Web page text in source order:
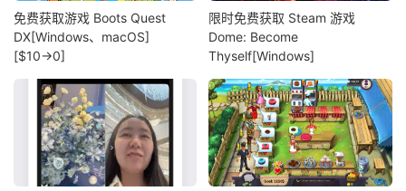
免费获取游戏 Boots Quest
DX[Windows、macOS]
[$10→0]
限时免费获取 Steam 游戏
Dome: Become
Thyself[Windows]